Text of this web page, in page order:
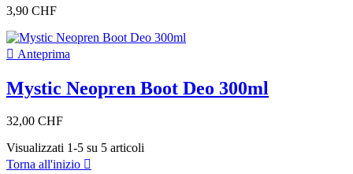
3,90 CHF
 Anteprima
Mystic Neopren Boot Deo 300ml
32,00 CHF
Visualizzati 1-5 su 5 articoli
Torna all'inizio 